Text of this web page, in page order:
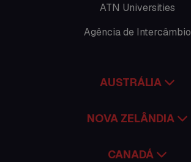
Time Lapses
ATN Universities
Agência de Intercâmbio
AUSTRÁLIA
NOVA ZELÂNDIA
CANADÁ